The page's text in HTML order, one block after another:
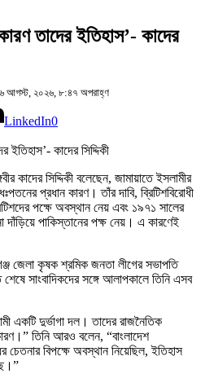
তাদের ইতিহাস’- কাদের
৬ আগস্ট, ২০২৬, ৮:৪৭ অপরাহ্ণ
LinkedIn0
কাদের সিদ্দিকী বলেছেন, জামায়াতে ইসলামীর
প্রধান কারণ। তাঁর দাবি, ব্রিটিশবিরোধী
পক্ষে অবস্থান নেয় এবং ১৯৭১ সালের
দাঁড়িয়ে পাকিস্তানের পক্ষ নেয়। এ কারণেই
জেলা কৃষক শ্রমিক জনতা লীগের সভাপতি
সাংবাদিকদের সঙ্গে আলাপকালে তিনি এসব
একটি দুর্ভাগা দল। তাদের রাজনৈতিক
তিনি আরও বলেন, “বাংলাদেশ
বিপক্ষে অবস্থান নিয়েছিল, ইতিহাস